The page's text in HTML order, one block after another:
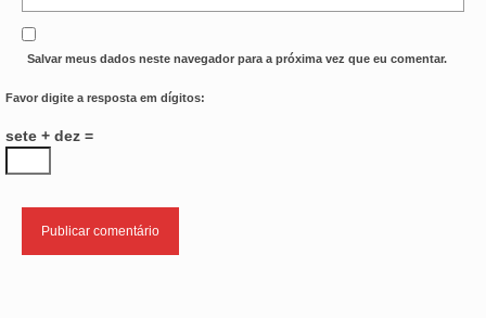
Salvar meus dados neste navegador para a próxima vez que eu comentar.
Favor digite a resposta em dígitos:
sete + dez =